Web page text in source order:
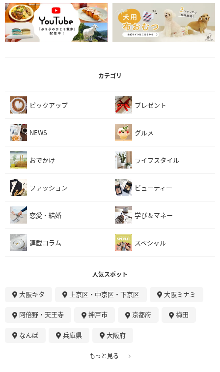
カテゴリ
ピックアップ プレゼント
NEWS グルメ
おでかけ ライフスタイル
ファッション ビューティー
恋愛・結婚 学び＆マネー
連載コラム スペシャル
人気スポット
大阪キタ 上京区・中京区・下京区 大阪ミナミ
阿倍野・天王寺 神戸市 京都府 梅田
なんば 兵庫県 大阪府
もっと見る